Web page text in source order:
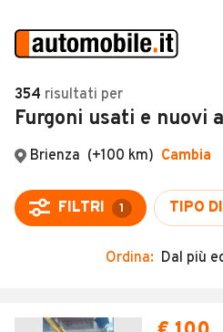
Auto
Auto usate
Auto Km 0
Auto Nuove
Noleggio a lungo
VENDI
MAGAZINE
ACCEDI
354 risultati per
Furgoni usati e nuovi
Brienza (+100 km) Cambia
FILTRI 1 TIPO
Ordina: Dal più